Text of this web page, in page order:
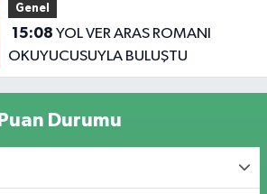
Genel
15:08
OKUYUCUSUYLA BULUŞTU
Durumu